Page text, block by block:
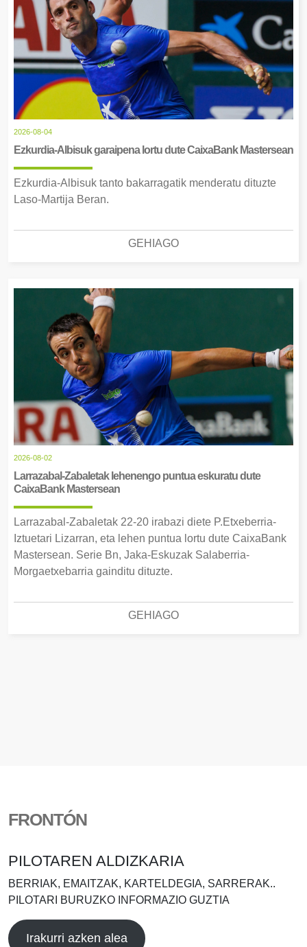
2026-08-04
Ezkurdia-Albisuk garaipena lortu dute CaixaBank Mastersean
Ezkurdia-Albisuk tanto bakarragatik menderatu dituzte
Laso-Martija Beran.
GEHIAGO
2026-08-02
Larrazabal-Zabaletak lehenengo puntua eskuratu dute
CaixaBank Mastersean
Larrazabal-Zabaletak 22-20 irabazi diete P.Etxeberria-
Iztuetari Lizarran, eta lehen puntua lortu dute CaixaBank
Mastersean. Serie Bn, Jaka-Eskuzak Salaberria-
Morgaetxebarria gainditu dituzte.
GEHIAGO
FRONTÓN
PILOTAREN ALDIZKARIA
BERRIAK, EMAITZAK, KARTELDEGIA, SARRERAK..
PILOTARI BURUZKO INFORMAZIO GUZTIA
Irakurri azken alea